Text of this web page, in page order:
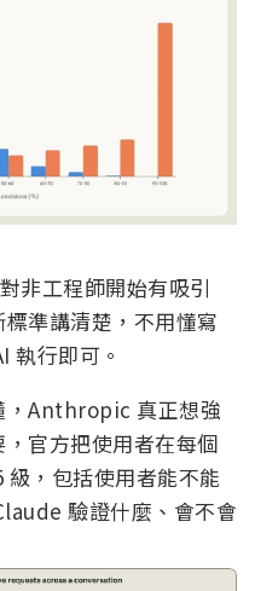
非工程師開始有吸引
準講清楚，不用懂寫
執行即可。
，Anthropic 真正想強
官方把使用者在每個
，包括使用者能不能
驗證什麼、會不會